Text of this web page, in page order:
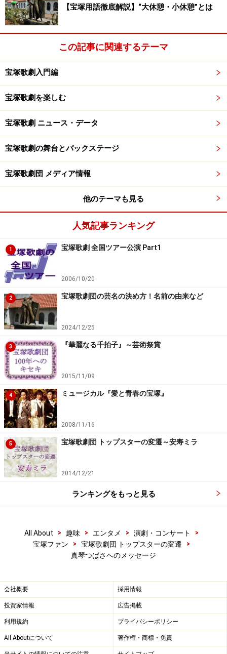
【宝塚用語徹底解説】“大休憩・小休憩”とは
この記事に関連するテーマ
宝塚歌劇入門編
宝塚歌劇を楽しむ
宝塚歌劇 ニュース・データ
宝塚歌劇の舞台とバックステージ
宝塚歌劇団 メディア情報
他のテーマも見る
人気記事ランキング
1 宝塚歌劇 全国ツアー公演 Part1
2006/10/20
2 宝塚歌劇団の芸名の決め方！名前の由来など
2024/12/25
3 『華麗なる千拍子』～芸術祭賞
2015/11/09
4 ミュージカル『愛と青春の宝塚』
2008/11/16
5 宝塚歌劇団 トップスターの変遷～安寿ミラ
2014/12/21
ランキングをもっと見る
All About > 趣味 > エンタメ > 演劇・コンサート
>
宝塚ファン
> 宝塚歌劇団 トップスターの変遷
>
真琴つばさへのメッセージ
会社概要 採用情報
投資家情報 広告掲載
利用規約 プライバシーポリシー
All Aboutについて 著作権・商標・免責